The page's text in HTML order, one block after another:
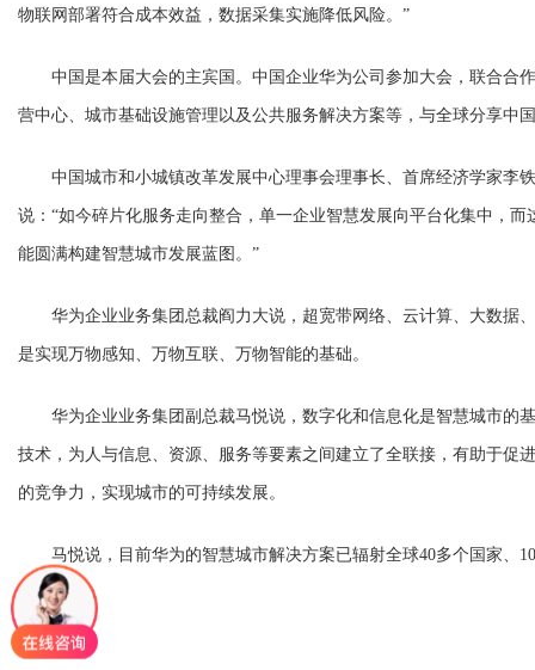
物联网部署符合成本效益，数据采集实施降低风险。”
中国是本届大会的主宾国。中国企业华为公司参加大会，联合合
营中心、城市基础设施管理以及公共服务解决方案等，与全球分享中
中国城市和小城镇改革发展中心理事会理事长、首席经济学家李
说：“如今碎片化服务走向整合，单一企业智慧发展向平台化集中，
能圆满构建智慧城市发展蓝图。”
华为企业业务集团总裁阎力大说，超宽带网络、云计算、大数据
是实现万物感知、万物互联、万物智能的基础。
华为企业业务集团副总裁马悦说，数字化和信息化是智慧城市的
技术，为人与信息、资源、服务等要素之间建立了全联接，有助于促
的竞争力，实现城市的可持续发展。
马悦说，目前华为的智慧城市解决方案已辐射全球40多个国家、
伯网 思佳)